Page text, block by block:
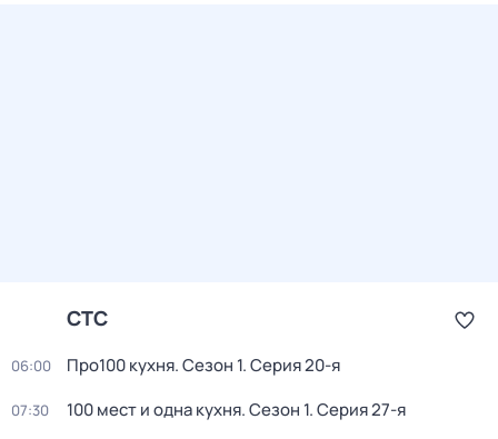
СТС
06:00 Про100 кухня. Сезон 1. Серия 20-я
07:30 100 мест и одна кухня. Сезон 1. Серия 27-я